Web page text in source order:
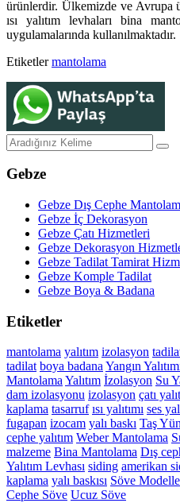
ürünlerdir. Ülkemizde ve Avrupa
ısı yalıtım levhaları bina
uygulamalarında kullanılmaktadır.
Etiketler mantolama
Gebze
Gebze Dış Cephe
Gebze İç Dekorasyon
Gebze Çatı Hizmetleri
Gebze Dekorasyon
Gebze Tadilat Tamirat
Gebze Komple Tadilat
Gebze Boya & Badana
Etiketler
mantolama yalıtım izolasyon
tadilat boya badanaYangın
MantolamaYalıtım İzolasyon Su
dam izolasyonu izolasyon çatı
kaplama tasarruf ısı yalıtımı ses
fugapan izocam yalı baskı Taş
cephe yalıtım Weber Mantolama
malzeme Bina Mantolama Dış
Yalıtım Levhası siding amerikan
kaplama yalı baskısı Söve
Cephe Söve Ucuz Söve